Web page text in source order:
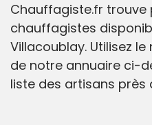
Chauffagiste.fr trouve
chauffagistes
Villacoublay. Utilisez
de notre annuaire ci-
liste des artisans près